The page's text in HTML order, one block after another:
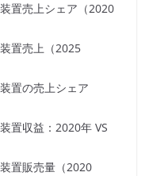
置売上シェア（2020
置売上（2025
置の売上シェア
置収益：2020年 VS
置販売量（2020